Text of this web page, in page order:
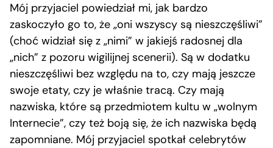
Mój przyjaciel powiedział mi, jak bardzo
zaskoczyło go to, że „oni wszyscy są nieszczęśliwi”
(choć widział się z „nimi” w jakiejś radosnej dla
„nich” z pozoru wigilijnej scenerii). Są w dodatku
nieszczęśliwi bez względu na to, czy mają jeszcze
swoje etaty, czy je właśnie tracą. Czy mają
nazwiska, które są przedmiotem kultu w „wolnym
Internecie”, czy też boją się, że ich nazwiska będą
zapomniane. Mój przyjaciel spotkał celebrytów